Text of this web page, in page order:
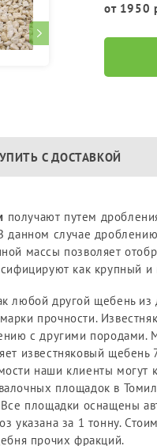
от 1950
С ДОСТАВКОЙ
получают путем
случае
массы позволяет
как крупный
любой другой щебень из
прочности.
с другими породами.
известняковый щебень
наши клиенты
площадок в
Все площадки оснащены
указана за 1 тонну.
прочих фракций.